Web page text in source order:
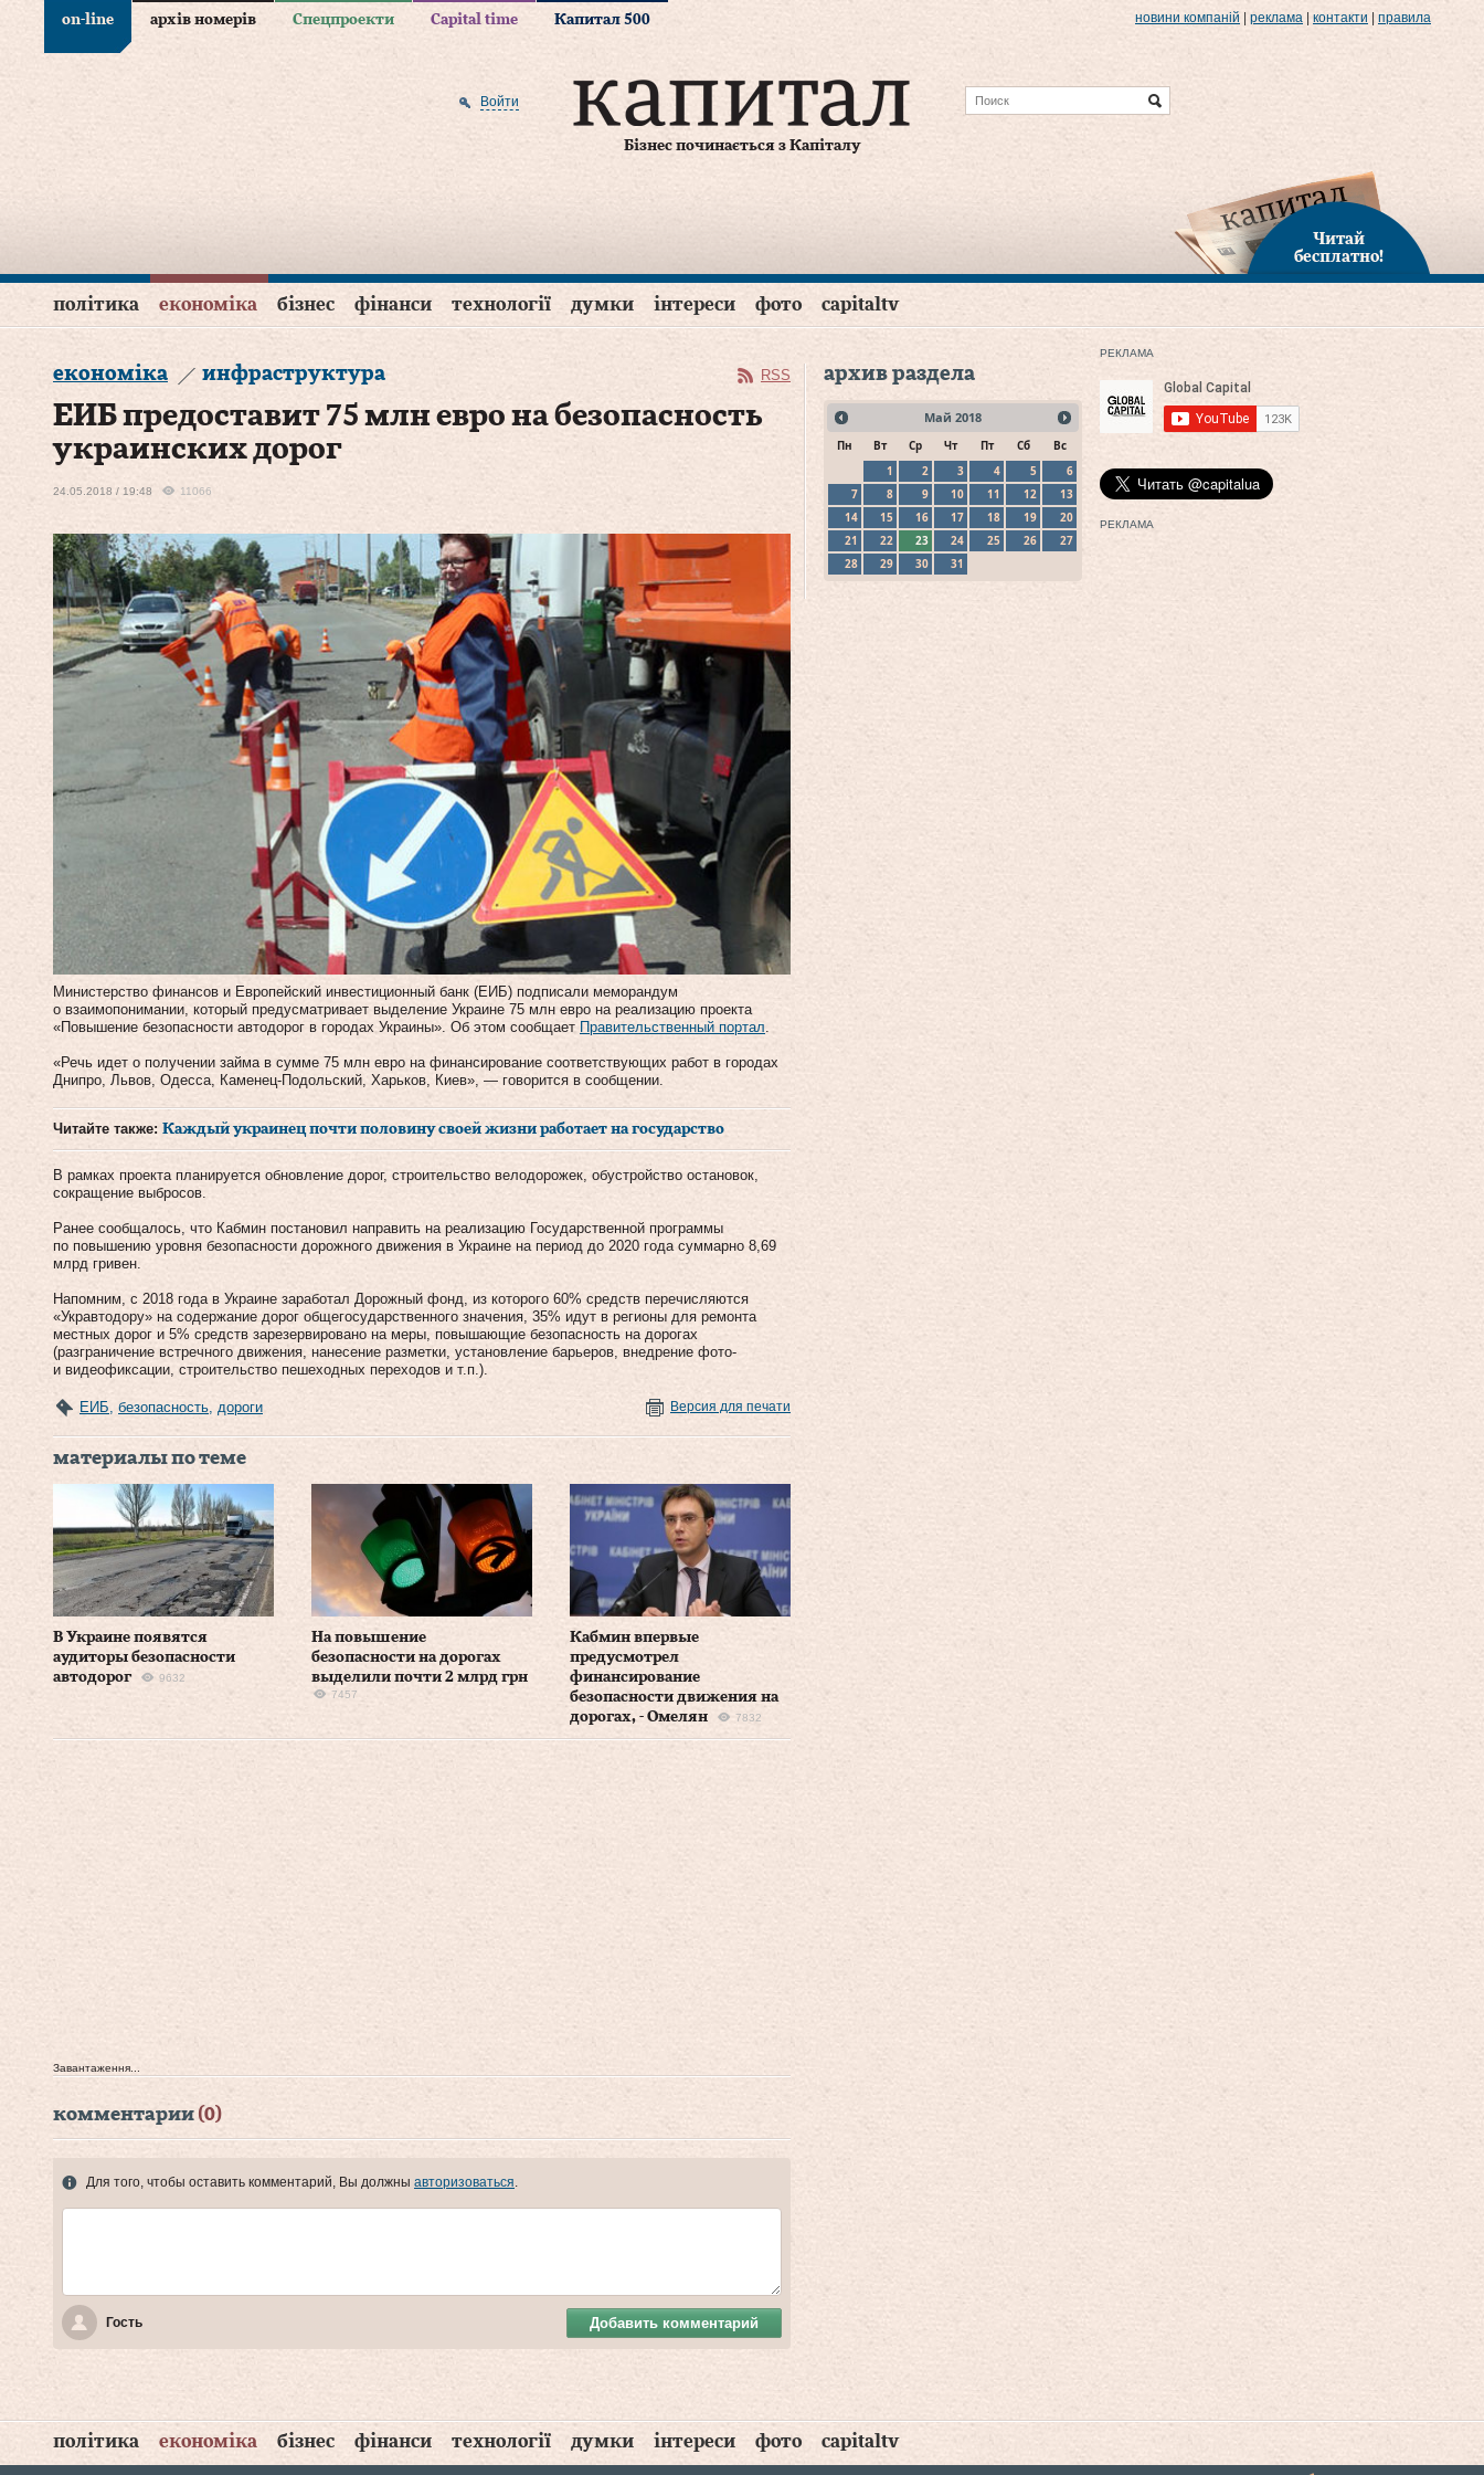
on-line архів номерів Спецпроекти Capital time Капитал 500 новини компаній реклама контакти правила
Бізнес починається з Капіталу
Войти
Читай
бесплатно!
політика економіка бізнес фінанси технології думки інтереси фото capitaltv
економіка инфраструктура RSS
ЕИБ предоставит 75 млн евро на безопасность
украинских дорог
24.05.2018 / 19:48 11066
Министерство финансов и Европейский инвестиционный банк (ЕИБ) подписали меморандум
о взаимопонимании, который предусматривает выделение Украине 75 млн евро на реализацию проекта
«Повышение безопасности автодорог в городах Украины». Об этом сообщает Правительственный портал
«Речь идет о получении займа в сумме 75 млн евро на финансирование соответствующих работ в городах
Днипро, Львов, Одесса, Каменец-Подольский, Харьков, Киев», — говорится в сообщении.
Читайте также: Каждый украинец почти половину своей жизни работает на государство
В рамках проекта планируется обновление дорог, строительство велодорожек, обустройство остановок,
сокращение выбросов.
Ранее сообщалось, что Кабмин постановил направить на реализацию Государственной программы
по повышению уровня безопасности дорожного движения в Украине на период до 2020 года суммарно 8,69
млрд гривен.
Напомним, c 2018 года в Украине заработал Дорожный фонд, из которого 60% средств перечисляются
«Укравтодору» на содержание дорог общегосударственного значения, 35% идут в регионы для ремонта
местных дорог и 5% средств зарезервировано на меры, повышающие безопасность на дорогах
(разграничение встречного движения, нанесение разметки, установление барьеров, внедрение фото-
и видеофиксации, строительство пешеходных переходов и т.п.).
ЕИБ безопасность дороги Версия для печати
материалы по теме
В Украине появятся
аудиторы безопасности
автодорог
9632
На повышение
безопасности на дорогах
выделили почти 2 млрд грн
7457
Кабмин впервые
предусмотрел
финансирование
безопасности движения на
дорогах, - Омелян
7832
Завантаження...
комментарии (0)
Для того, чтобы оставить комментарий, Вы должны авторизоваться
Гость Добавить комментарий
архив раздела
Май 2018
Пн Вт Ср Чт Пт Сб
Вс
1
2 3 4 5
6
7
8 9 10 11 12
13
14
15 16 17 18 19
20
21
22 23 24 25 26
27
28
29 30 31
РЕКЛАМА
РЕКЛАМА
політика економіка бізнес фінанси технології думки інтереси фото capitaltv